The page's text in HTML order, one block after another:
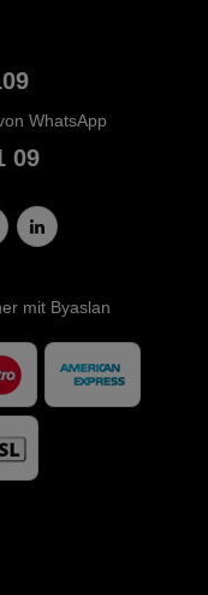
WhatsApp
09
mit Byaslan